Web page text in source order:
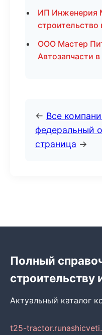
ИП Инженерия
строительство
ООО Мастер
Автозапчасти
← Все
федеральный
страница →
Полный
строительству
Актуальный каталог
t25-tractor.ru